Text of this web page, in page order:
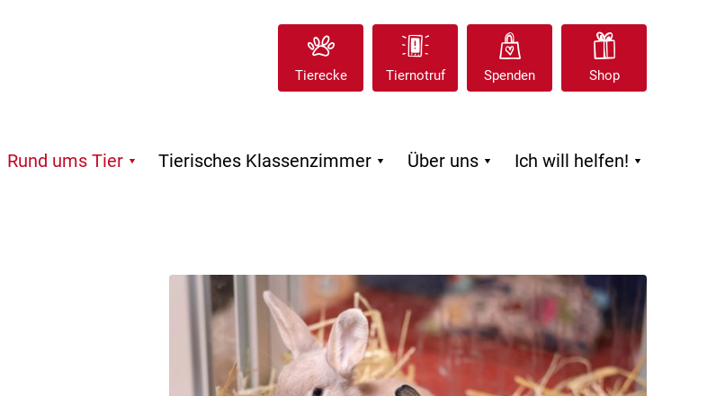
Tierecke Tiernotruf Spenden Shop
Rund ums Tier Tierisches Klassenzimmer  Über uns  Ich will helfen! 